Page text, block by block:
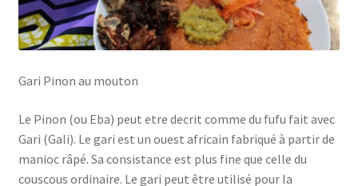
Gari Pinon au mouton
Le Pinon (ou Eba) peut etre decrit comme du fufu fait avec
Gari (Gali). Le gari est un ouest africain fabriqué à partir de
manioc râpé. Sa consistance est plus fine que celle du
couscous ordinaire. Le gari peut être utilisé pour la